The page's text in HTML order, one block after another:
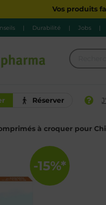
Vos produits
| Durabilité | Jobs |
Réserver
à croquer pour
-15%*